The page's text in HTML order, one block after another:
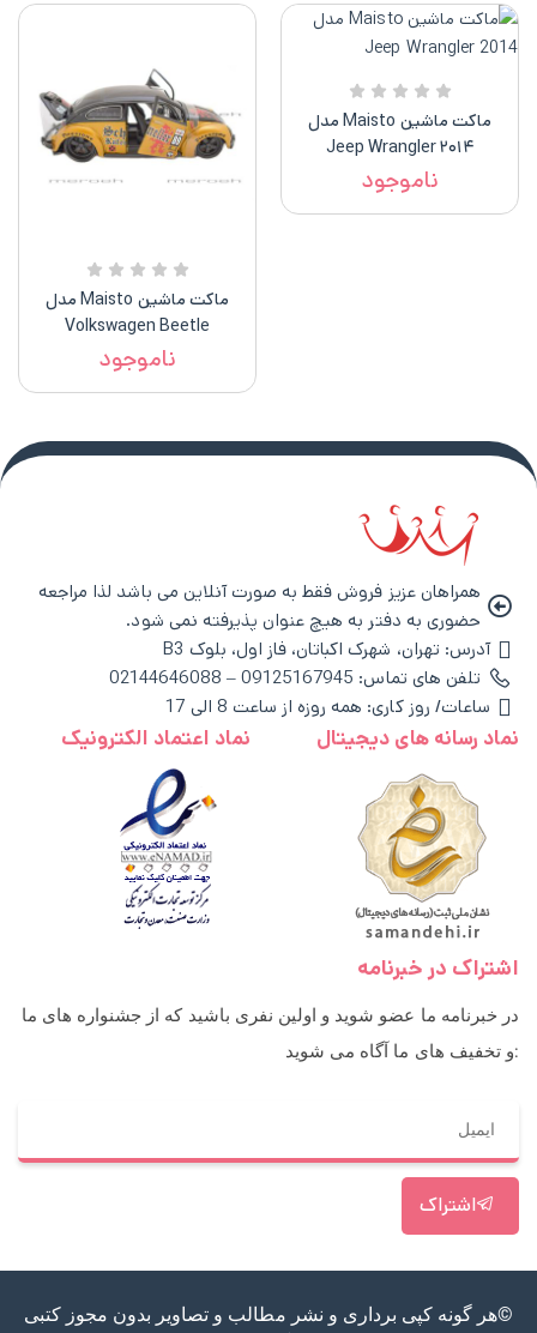
ماکت ماشین Maisto مدل
۲۰۱۴ Jeep Wrangler
ناموجود
ماکت ماشین Maisto مدل
Volkswagen Beetle
ناموجود
همراهان عزیز فروش فقط به صورت آنلاین می باشد لذا مراجعه
حضوری به دفتر به هیچ عنوان پذیرفته نمی شود.
آدرس: تهران، شهرک اکباتان، فاز اول، بلوک B3
تلفن های تماس: 09125167945 – 02144646088
ساعات/ روز کاری: همه روزه از ساعت 8 الی 17
نماد رسانه های دیجیتال نماد اعتماد الکترونیک
اشتراک در خبرنامه
در خبرنامه ما عضو شوید و اولین نفری باشید که از جشنواره های ما
و تخفیف های ما آگاه می شوید:
اشتراک
©هر گونه کپی برداری و نشر مطالب و تصاویر بدون مجوز کتبی